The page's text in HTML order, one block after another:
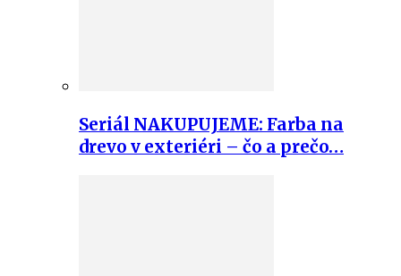
Seriál NAKUPUJEME: Farba na
drevo v exteriéri – čo a prečo…